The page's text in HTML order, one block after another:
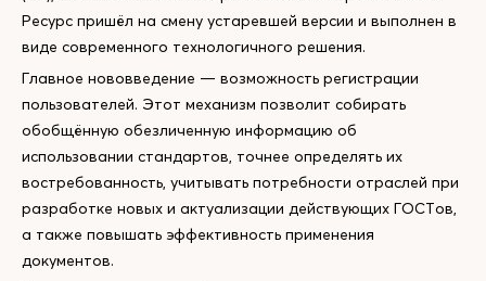
Ресурс пришёл на смену устаревшей версии и выполнен в
виде современного технологичного решения.
Главное нововведение — возможность регистрации
пользователей. Этот механизм позволит собирать
обобщённую обезличенную информацию об
использовании стандартов, точнее определять их
востребованность, учитывать потребности отраслей при
разработке новых и актуализации действующих ГОСТов,
а также повышать эффективность применения
документов.